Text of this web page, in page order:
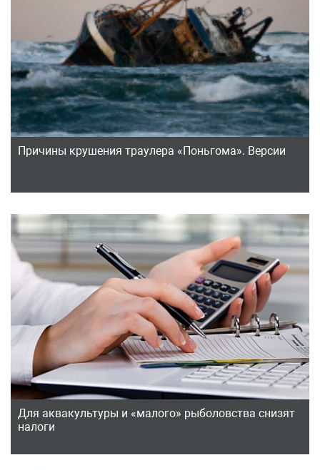
Причины крушения траулера «Поньгома». Версии
Для аквакультуры и «малого» рыболовства снизят
налоги